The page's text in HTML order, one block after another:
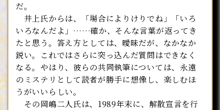
だ。
井上氏からは、「場合によりけりでね」「いろ
いろなんだよ」……確か、そんな言葉が返ってき
たと思う。答え方としては、曖昧だが、なかなか
鋭い。これではさらに突っ込んだ質問はできなく
なる。やはり、彼らの共同執筆については、永遠
のミステリとして読者が勝手に想像し、楽しむほ
うがいいらしい。
その岡嶋二人氏は、1989年末に、解散宣言を行